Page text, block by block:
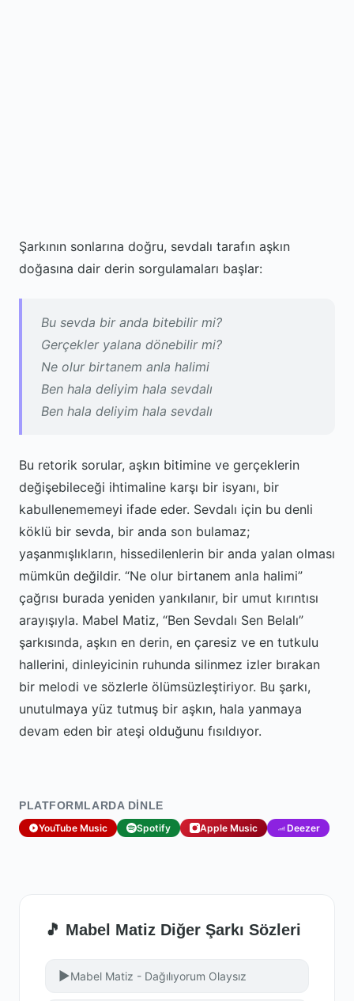
Şarkının sonlarına doğru, sevdalı tarafın aşkın
doğasına dair derin sorgulamaları başlar:
Bu sevda bir anda bitebilir mi?
Gerçekler yalana dönebilir mi?
Ne olur birtanem anla halimi
Ben hala deliyim hala sevdalı
Ben hala deliyim hala sevdalı
Bu retorik sorular, aşkın bitimine ve gerçeklerin
değişebileceği ihtimaline karşı bir isyanı, bir
kabullenememeyi ifade eder. Sevdalı için bu denli
köklü bir sevda, bir anda son bulamaz;
yaşanmışlıkların, hissedilenlerin bir anda yalan olması
mümkün değildir. “Ne olur birtanem anla halimi”
çağrısı burada yeniden yankılanır, bir umut kırıntısı
arayışıyla. Mabel Matiz, “Ben Sevdalı Sen Belalı”
şarkısında, aşkın en derin, en çaresiz ve en tutkulu
hallerini, dinleyicinin ruhunda silinmez izler bırakan
bir melodi ve sözlerle ölümsüzleştiriyor. Bu şarkı,
unutulmaya yüz tutmuş bir aşkın, hala yanmaya
devam eden bir ateşi olduğunu fısıldıyor.
PLATFORMLARDA DINLE
YouTube Music Spotify Apple Music Deezer
🎵 Mabel Matiz Diğer Şarkı Sözleri
▶Mabel Matiz - Dağılıyorum Olaysız